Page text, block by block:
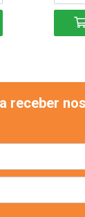
receber